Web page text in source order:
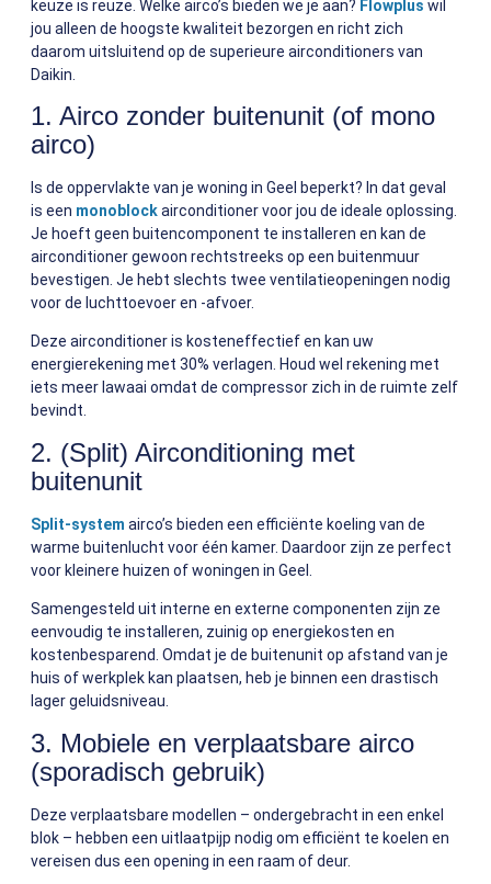
keuze is reuze. Welke airco’s bieden we je aan? Flowplus wil
jou alleen de hoogste kwaliteit bezorgen en richt zich
daarom uitsluitend op de superieure airconditioners van
Daikin.
1. Airco zonder buitenunit (of mono
airco)
Is de oppervlakte van je woning in Geel beperkt? In dat geval
is een monoblockairconditioner voor jou de ideale oplossing.
Je hoeft geen buitencomponent te installeren en kan de
airconditioner gewoon rechtstreeks op een buitenmuur
bevestigen. Je hebt slechts twee ventilatieopeningen nodig
voor de luchttoevoer en -afvoer.
Deze airconditioner is kosteneffectief en kan uw
energierekening met 30% verlagen. Houd wel rekening met
iets meer lawaai omdat de compressor zich in de ruimte zelf
bevindt.
2. (Split) Airconditioning met
buitenunit
Split-system airco’s bieden een efficiënte koeling van de
warme buitenlucht voor één kamer. Daardoor zijn ze perfect
voor kleinere huizen of woningen in Geel.
Samengesteld uit interne en externe componenten zijn ze
eenvoudig te installeren, zuinig op energiekosten en
kostenbesparend. Omdat je de buitenunit op afstand van je
huis of werkplek kan plaatsen, heb je binnen een drastisch
lager geluidsniveau.
3. Mobiele en verplaatsbare airco
(sporadisch gebruik)
Deze verplaatsbare modellen – ondergebracht in een enkel
blok – hebben een uitlaatpijp nodig om efficiënt te koelen en
vereisen dus een opening in een raam of deur.